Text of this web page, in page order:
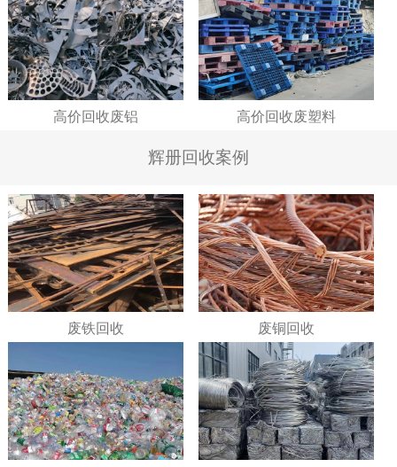
高价回收废铝 高价回收废塑料
辉册回收案例
废铁回收 废铜回收